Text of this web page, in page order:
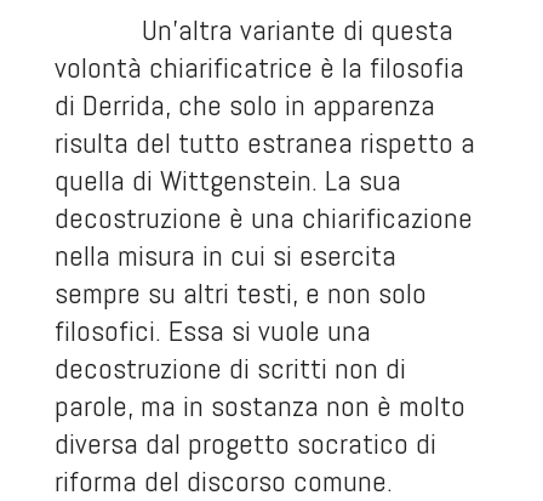
Un’altra variante di questa
volontà chiarificatrice è la filosofia
di Derrida, che solo in apparenza
risulta del tutto estranea rispetto a
quella di Wittgenstein. La sua
decostruzione è una chiarificazione
nella misura in cui si esercita
sempre su altri testi, e non solo
filosofici. Essa si vuole una
decostruzione di scritti non di
parole, ma in sostanza non è molto
diversa dal progetto socratico di
riforma del discorso comune.